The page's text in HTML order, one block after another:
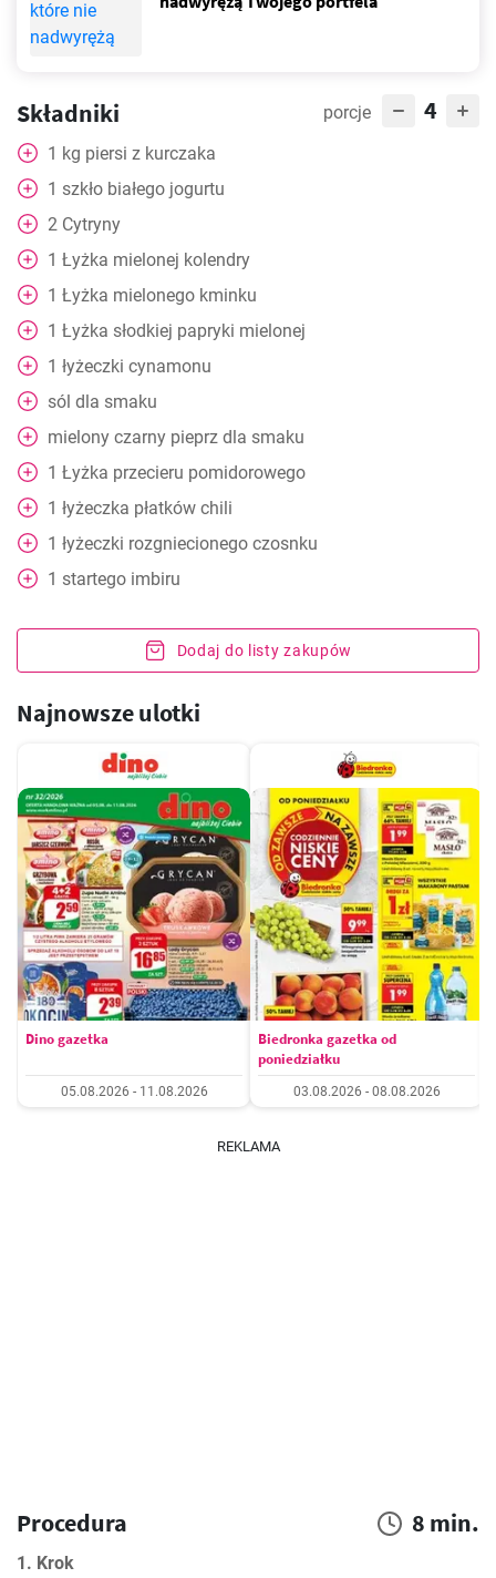
Składniki porcje 4
1 kg piersi z kurczaka
1 szkło białego jogurtu
2 Cytryny
1 Łyżka mielonej kolendry
1 Łyżka mielonego kminku
1 Łyżka słodkiej papryki mielonej
1 łyżeczki cynamonu
sól dla smaku
mielony czarny pieprz dla smaku
1 Łyżka przecieru pomidorowego
1 łyżeczka płatków chili
1 łyżeczki rozgniecionego czosnku
1 startego imbiru
Dodaj do listy zakupów
Najnowsze ulotki
Dino gazetka
05.08.2026 - 11.08.2026
Biedronka gazetka od
poniedziałku
03.08.2026 - 08.08.2026
REKLAMA
Procedura 8 min.
1. Krok